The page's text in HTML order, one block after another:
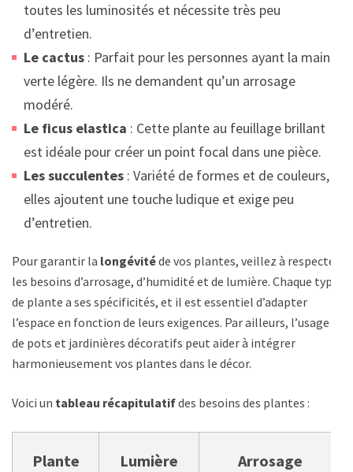
toutes les luminosités et nécessite très peu
d’entretien.
Le cactus : Parfait pour les personnes ayant la main
verte légère. Ils ne demandent qu’un arrosage
modéré.
Le ficus elastica : Cette plante au feuillage brillant
est idéale pour créer un point focal dans une pièce.
Les succulentes : Variété de formes et de couleurs,
elles ajoutent une touche ludique et exige peu
d’entretien.
Pour garantir la longévitéde vos plantes, veillez à respecter
les besoins d’arrosage, d’humidité et de lumière. Chaque type
de plante a ses spécificités, et il est essentiel d’adapter
l’espace en fonction de leurs exigences. Par ailleurs, l’usage
de pots et jardinières décoratifs peut aider à intégrer
harmonieusement vos plantes dans le décor.
Voici un tableau récapitulatifdes besoins des plantes :
Plante Lumière Arrosage